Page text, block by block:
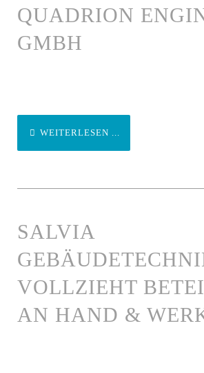
QUADRION
GMBH
WEITERLESEN ...
SALVIA
VOLLZIEHT
AN HAND &